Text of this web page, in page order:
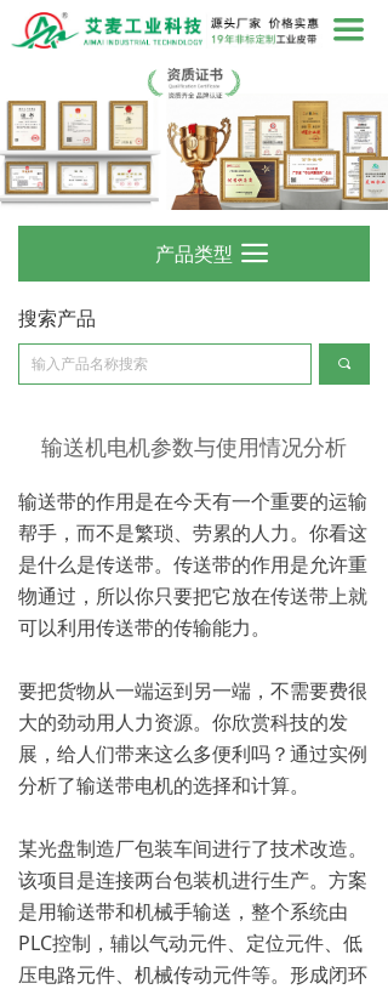
끀
产品类型 끀
搜索产品
끠
输送机电机参数与使用情况分析
输送带的作用是在今天有一个重要的运输
帮手，而不是繁琐、劳累的人力。你看这
是什么是传送带。传送带的作用是允许重
物通过，所以你只要把它放在传送带上就
可以利用传送带的传输能力。
要把货物从一端运到另一端，不需要费很
大的劲动用人力资源。你欣赏科技的发
展，给人们带来这么多便利吗？通过实例
分析了输送带电机的选择和计算。
某光盘制造厂包装车间进行了技术改造。
该项目是连接两台包装机进行生产。方案
是用输送带和机械手输送，整个系统由
PLC控制，辅以气动元件、定位元件、低
压电路元件、机械传动元件等。形成闭环